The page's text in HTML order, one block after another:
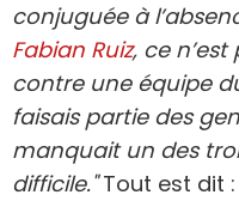
conjuguée à
Fabian Ruiz, ce
contre une équipe
faisais partie des
manquait un des
difficile."Tout est dit :